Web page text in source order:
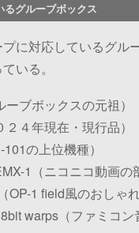
るグルーブボックス
に対応しているグル
いる。
ーブボックスの元祖）
２４年現在・現行品）
の上位機種）
1 （ニコニコ動画
1 field風のおしゃれ
warps（ファミコン